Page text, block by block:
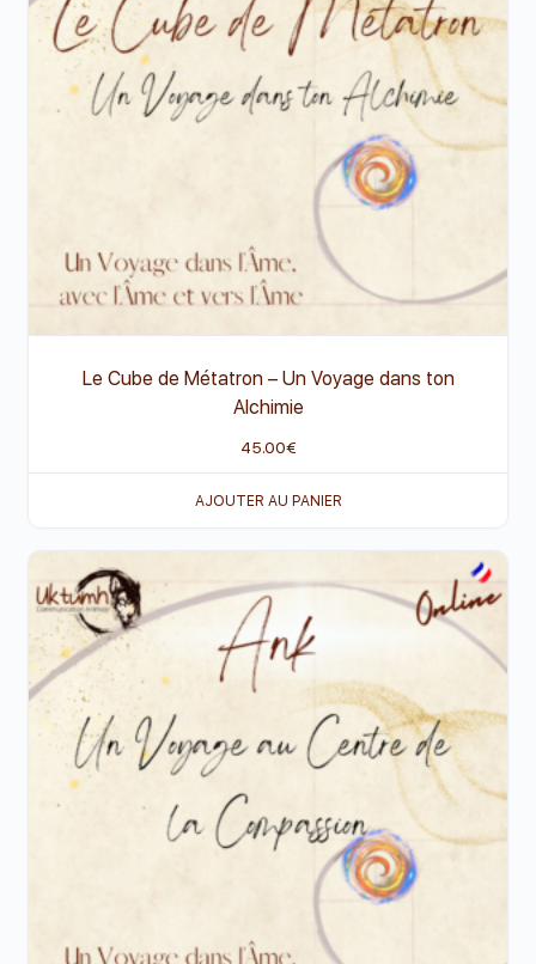
Le Cube de Métatron – Un Voyage dans ton
Alchimie
45.00€
AJOUTER AU PANIER